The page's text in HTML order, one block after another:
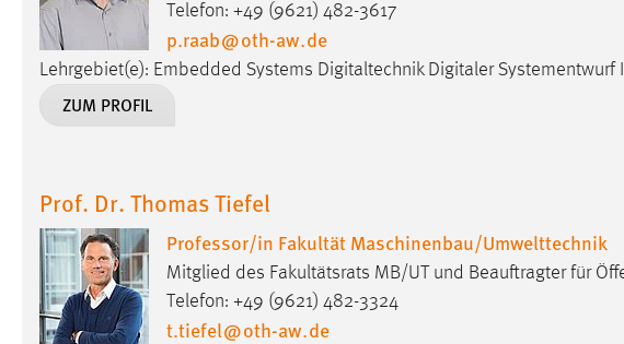
Telefon: +49 (9621) 482-3617
p.raab@oth-aw.de
Lehrgebiet(e): Embedded Systems Digitaltechnik Digitaler Systementwurf
ZUM PROFIL
Prof. Dr. Thomas Tiefel
Professor/in Fakultät Maschinenbau/Umwelttechnik
Mitglied des Fakultätsrats MB/UT und Beauftragter für
Telefon: +49 (9621) 482-3324
t.tiefel@oth-aw.de